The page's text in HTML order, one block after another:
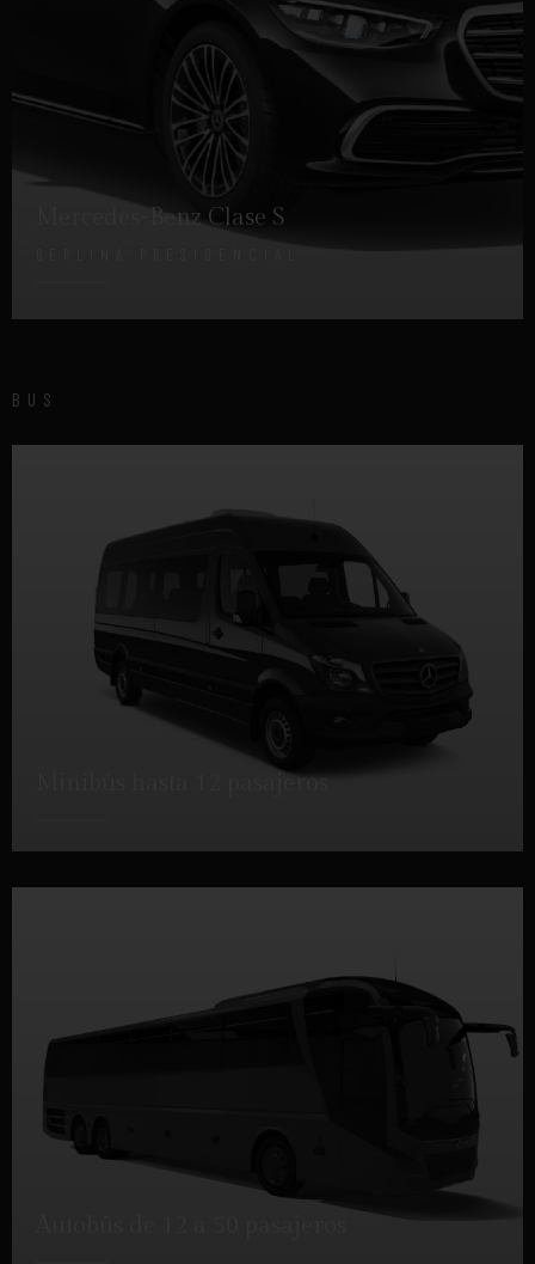
Mercedes-Benz Clase S
DETALLES
BUS
Minibús hasta 12 pasajeros